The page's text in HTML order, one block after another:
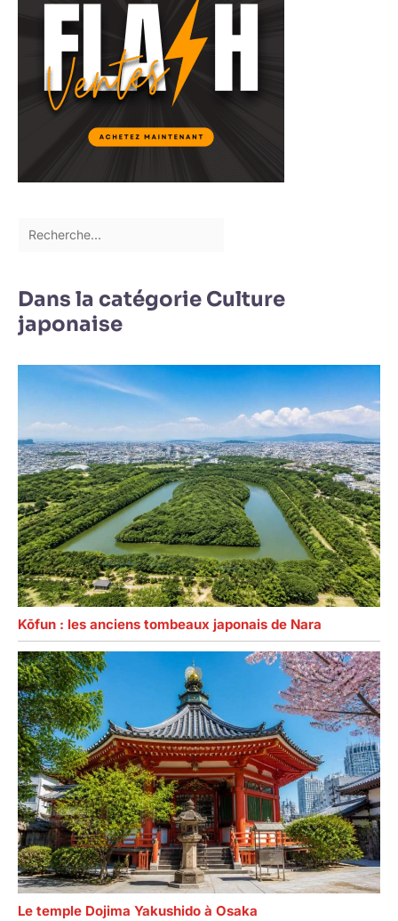
Dans la catégorie Culture
japonaise
Kōfun : les anciens tombeaux japonais de Nara
Le temple Dojima Yakushido à Osaka